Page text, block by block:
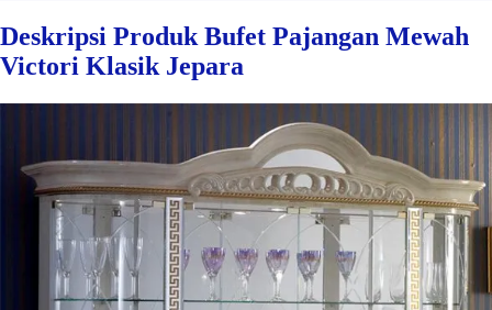
Deskripsi Produk Bufet Pajangan Mewah
Victori Klasik Jepara